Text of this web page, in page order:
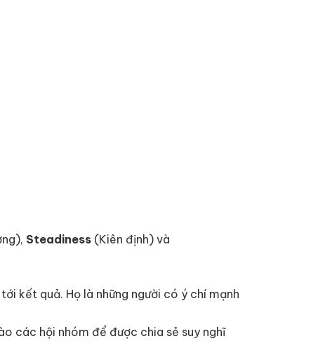
Steadiness (Kiên định) và
kết quả. Họ là những người có ý chí mạnh
các hội nhóm để được chia sẻ suy nghĩ